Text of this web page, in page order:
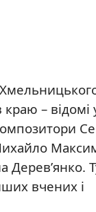
– відомі
вчених і